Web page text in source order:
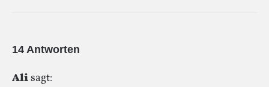
14 Antworten
Alisagt: